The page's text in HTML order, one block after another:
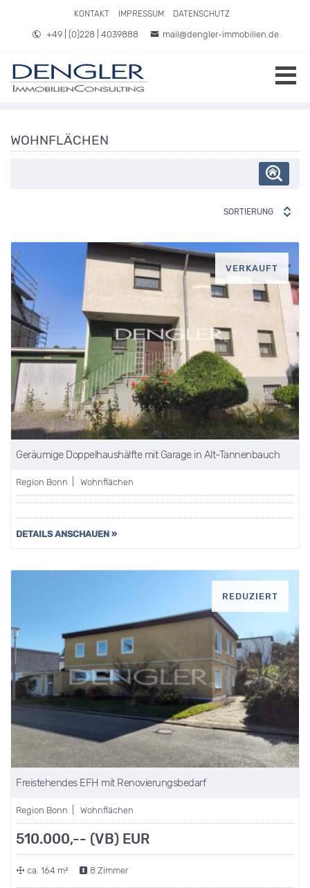
Direkt zum Inhalt springen
KONTAKT IMPRESSUM DATENSCHUTZ
+49 | (0)228 | 4039888 mail@dengler-immobilien.de
WOHNFLÄCHEN
SORTIERUNG
VERKAUFT
Geräumige Doppelhaushälfte mit Garage in Alt-Tannenbauch
Region Bonn | Wohnflächen
DETAILS ANSCHAUEN »
REDUZIERT
Freistehendes EFH mit Renovierungsbedarf
Region Bonn | Wohnflächen
510.000,-- (VB) EUR
ca. 164 m² 8 Zimmer